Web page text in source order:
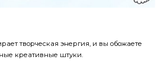
творческая энергия, и вы обожаете
креативные штуки.